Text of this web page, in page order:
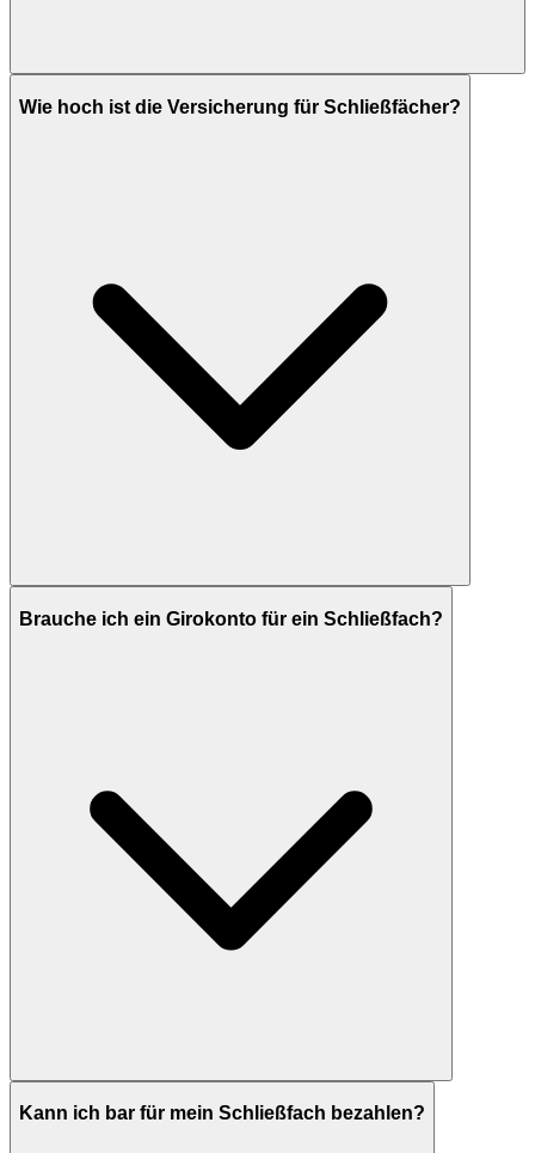
Wie hoch ist die Versicherung für Schließfächer?
Brauche ich ein Girokonto für ein Schließfach?
Kann ich bar für mein Schließfach bezahlen?